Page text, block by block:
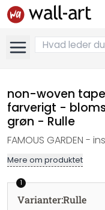
non-woven
farverigt -
grøn - Rulle
FAMOUS GARDEN -
Mere om produktet
1
Varianter:Rulle